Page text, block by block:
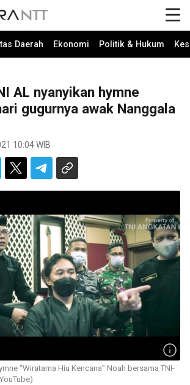
Daerah Ekonomi Politik & Hukum
AL nyanyikan hymne
gugurnya awak Nanggala
10:04 WIB
“Wiratama Hiu Kencana” Noah bersama TNI-